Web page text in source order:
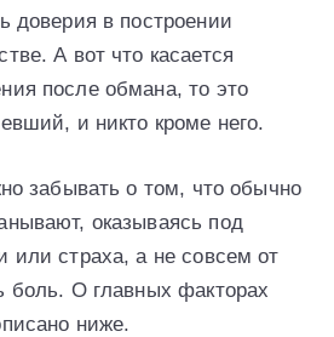
доверия в построении
А вот что касается
после обмана, то это
и никто кроме него.
забывать о том, что обычно
оказываясь под
или страха, а не совсем от
боль. О главных факторах
ниже.